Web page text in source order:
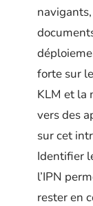
forte sur
KLM et la
vers des
sur cet
Identifier
l’IPN
rester en